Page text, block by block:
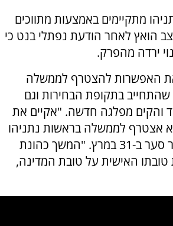
מתקיימים באמצעות מתווכים
הואץ לאחר הודעת נפתלי בנט כי
ירדה מהפרק.
האפשרות להצטרף לממשלה
בתקופת הבחירות וגם
והקים מפלגה חדשה. "אקיים את
אצטרף לממשלה בראשות נתניהו
ולא אתמוך בה", אמר סער ב-31 במרץ. "המשך כהונת
האישית על טובת המדינה,